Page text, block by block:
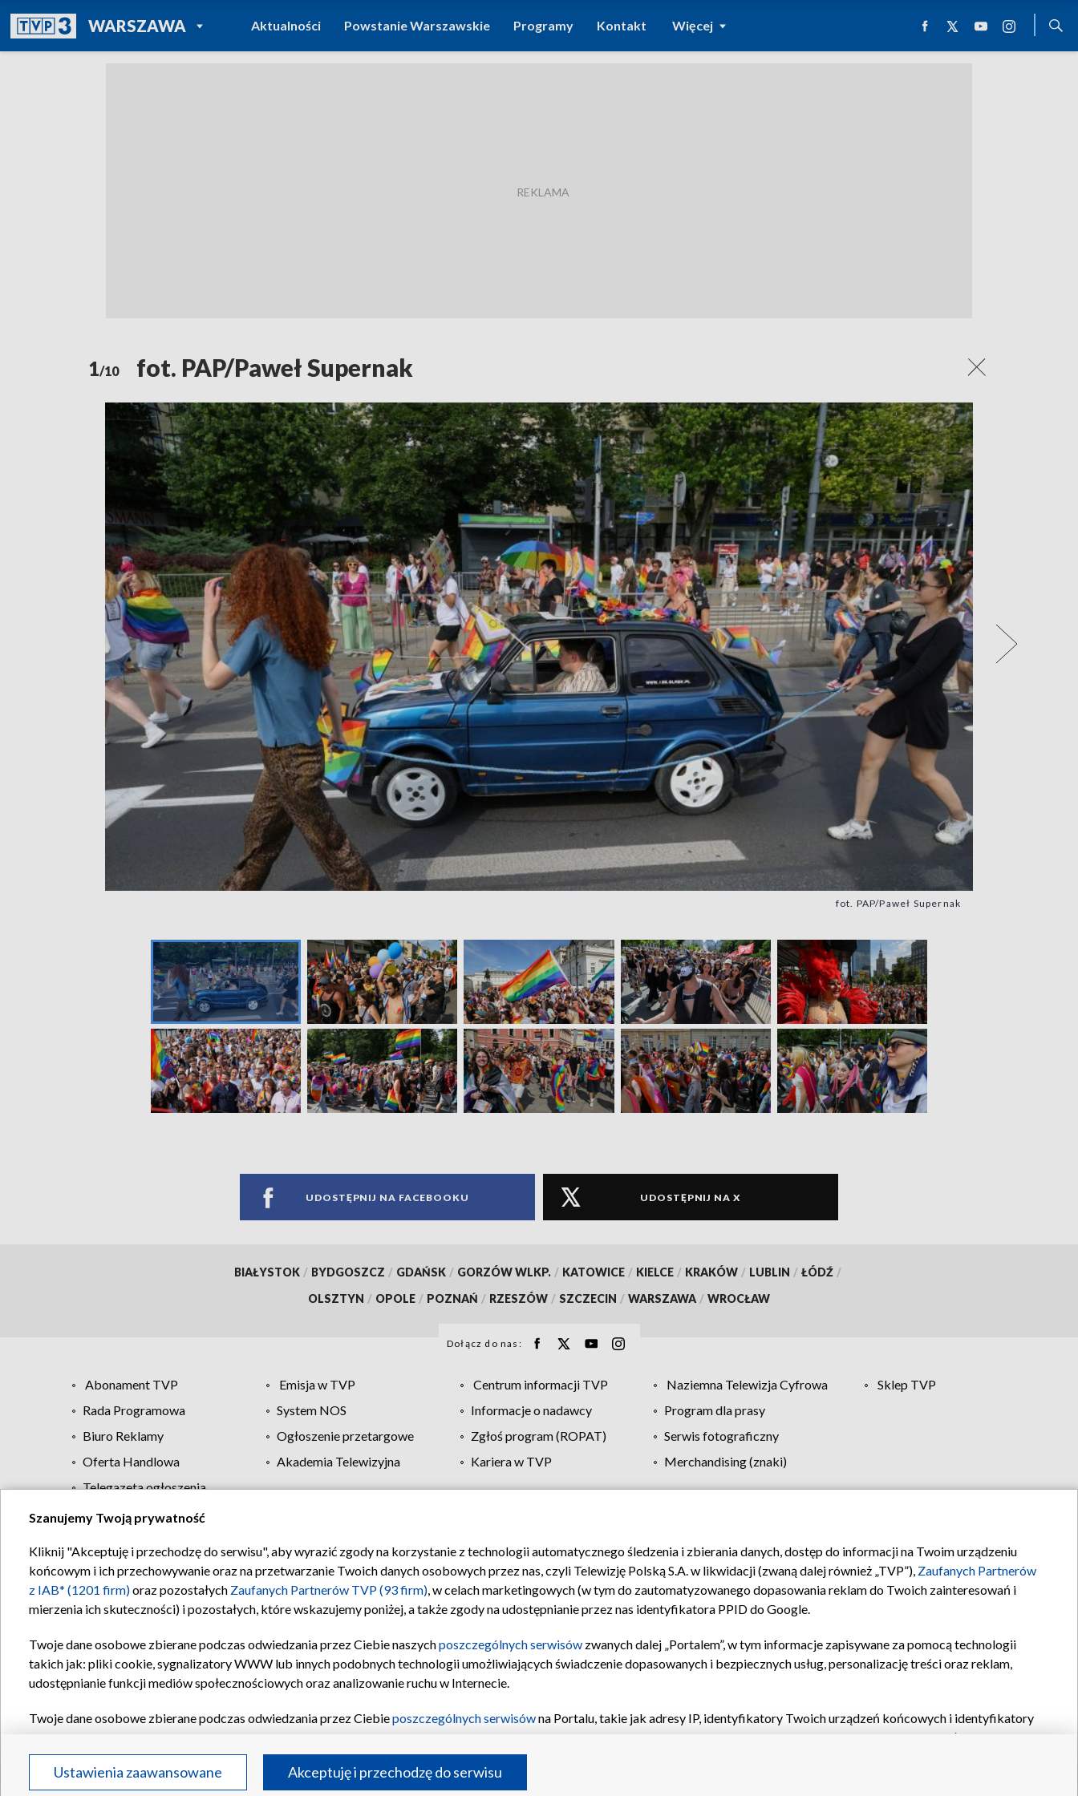
WARSZAWAPOWRÓT DO
TVP REGIONY
Aktualności Powstanie Warszawskie Programy Kontakt Więcej
1/10 fot. PAP/Paweł Supernak
fot. PAP/Paweł Supernak
UDOSTĘPNIJ NA FACEBOOKU UDOSTĘPNIJ NA X
BIAŁYSTOK / BYDGOSZCZ / GDAŃSK / GORZÓW WLKP. / KATOWICE / KIELCE / KRAKÓW / LUBLIN / ŁÓDŹ /
OLSZTYN / OPOLE / POZNAŃ / RZESZÓW / SZCZECIN / WARSZAWA / WROCŁAW
Dołącz do nas:
Abonament TVP Emisja w TVP Centrum informacji TVP Naziemna Telewizja Cyfrowa
Sklep TVP
Rada Programowa
System NOS Informacje o nadawcy
Program dla prasy
Biuro Reklamy
Ogłoszenie przetargowe Zgłoś program (ROPAT)
Serwis fotograficzny
Oferta Handlowa
Akademia Telewizyjna Kariera w TVP
Merchandising (znaki)
Telegazeta ogłoszenia
Regulamin TVP Polityka prywatności Moje zgody Pomoc Biuro reklamy Kontakt
Szanujemy Twoją prywatność
Kliknij "Akceptuję i przechodzę do serwisu", aby wyrazić zgody na korzystanie z technologii automatycznego śledzenia i zbierania danych, dostęp do informacji na Twoim urządzeniu
końcowym i ich przechowywanie oraz na przetwarzanie Twoich danych osobowych przez nas, czyli Telewizję Polską S.A. w likwidacji (zwaną dalej również „TVP”), Zaufanych Partnerów
z IAB* (1201 firm)oraz pozostałych Zaufanych Partnerów TVP (93 firm), w celach marketingowych (w tym do zautomatyzowanego dopasowania reklam do Twoich zainteresowań i
mierzenia ich skuteczności) i pozostałych, które wskazujemy poniżej, a także zgody na udostępnianie przez nas identyfikatora PPID do Google.
Twoje dane osobowe zbierane podczas odwiedzania przez Ciebie naszychposzczególnych serwisów zwanych dalej „Portalem”, w tym informacje zapisywane za pomocą technologii
takich jak: pliki cookie, sygnalizatory WWW lub innych podobnych technologii umożliwiających świadczenie dopasowanych i bezpiecznych usług, personalizację treści oraz reklam,
udostępnianie funkcji mediów społecznościowych oraz analizowanie ruchu w Internecie.
Twoje dane osobowe zbierane podczas odwiedzania przez Ciebieposzczególnych serwisówna Portalu, takie jak adresy IP, identyfikatory Twoich urządzeń końcowych i identyfikatory
oraz pozostałych
Partnerów TVPdla realizacji następujących celów i funkcji: przechowywania informacji na urządzeniu lub dostęp do nich, wyboru podstawowych reklam, wyboru spersonalizowanych
reklam, tworzenia profilu spersonalizowanych reklam, tworzenia profilu spersonalizowanych treści, wyboru spersonalizowanych treści, pomiaru wydajności reklam, pomiaru wydajności
Ustawienia zaawansowane Akceptuję i przechodzę do serwisu